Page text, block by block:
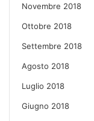
Novembre 2018
Ottobre 2018
Settembre 2018
Agosto 2018
Luglio 2018
Giugno 2018